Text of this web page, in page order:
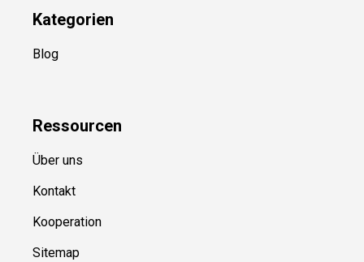
Kategorien
Blog
Ressourcen
Über uns
Kontakt
Kooperation
Sitemap